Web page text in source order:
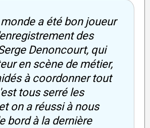
a été bon joueur
des
Denoncourt, qui
en scène de métier,
à coordonner tout
tous serré les
on a réussi à nous
bord à la dernière